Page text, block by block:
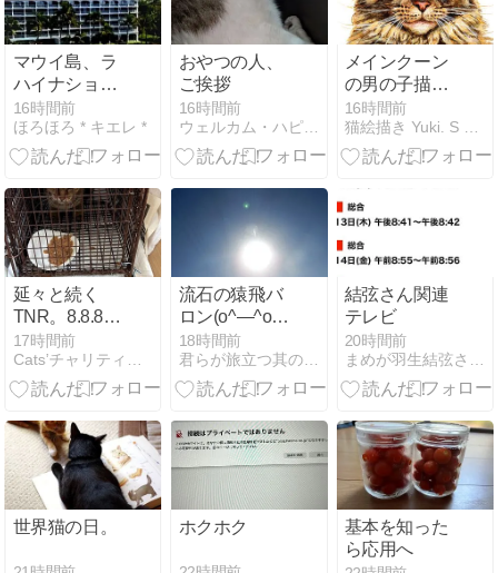
マウイ島、ラ
ハイナショア
ズが再開して
いた♡
16時間前
ほろほろ * キエレ *
おやつの人、
ご挨拶
16時間前
ウェルカム・ハピネスはココにあり
メインクーン
の男の子描き
ました
16時間前
延々と続く
TNR。8.8.8の
奇跡
17時間前
流石の猿飛バ
ロン(o^―^o)ﾆ
ｺ
18時間前
君らが旅立つ其の日まで セカンドステージ
結弦さん関連
テレビ
20時間前
世界猫の日。 ホクホク
基本を知った
ら応用へ